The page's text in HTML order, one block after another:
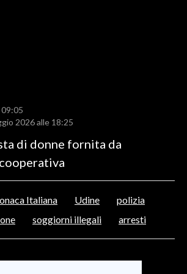
2026 alle 18:25
di donne fornita da
Italiana Udine
polizia
soggiorni illegali arresti